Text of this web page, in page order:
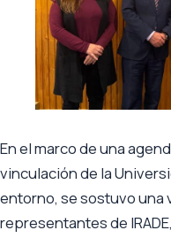
En el marco de una
vinculación de la
entorno, se sostuvo una
representantes de